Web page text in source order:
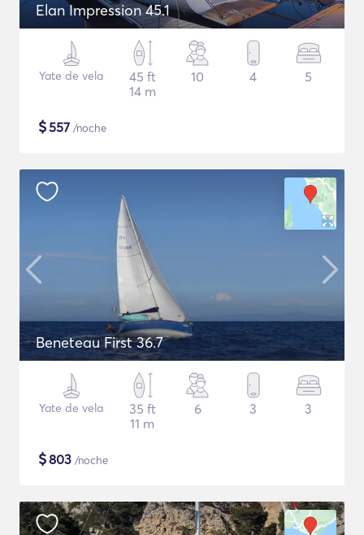
Elan Impression 45.1
Yate de vela
45 ft
14 m
10 4 5
$557 /noche
Beneteau First 36.7
Yate de vela
35 ft
11 m
6 3 3
$803 /noche